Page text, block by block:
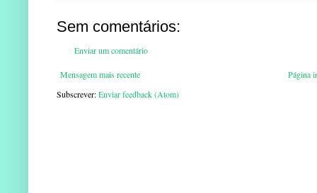
Sem comentários:
Enviar um comentário
Mensagem mais recente
Página
Subscrever:Enviar feedback (Atom)